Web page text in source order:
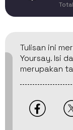
Tulisan ini
Yoursay. Isi
merupakan